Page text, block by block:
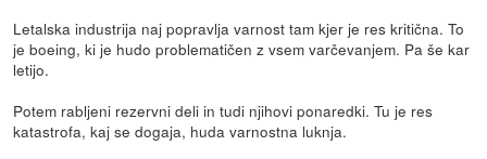
Letalska industrija naj popravlja varnost tam kjer je res kritična. To
je boeing, ki je hudo problematičen z vsem varčevanjem. Pa še kar
letijo.
Potem rabljeni rezervni deli in tudi njihovi ponaredki. Tu je res
katastrofa, kaj se dogaja, huda varnostna luknja.